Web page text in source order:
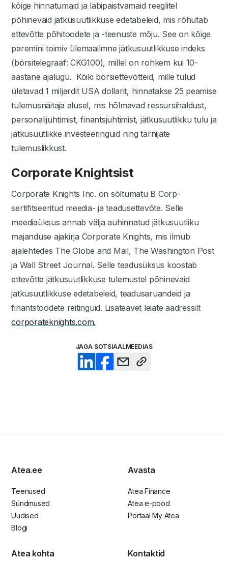
kõige hinnatumaid ja läbipaistvamaid reeglitel
põhinevaid jätkusuutlikkuse edetabeleid, mis rõhutab
ettevõtte põhitoodete ja -teenuste mõju. See on kõige
paremini toimiv ülemaailmne jätkusuutlikkuse indeks
(börsitelegraaf: CKG100), millel on rohkem kui 10-
aastane ajalugu. Kõiki börsiettevõtteid, mille tulud
ületavad 1 miljardit USA dollarit, hinnatakse 25 peamise
tulemusnäitaja alusel, mis hõlmavad ressursihaldust,
personalijuhtimist, finantsjuhtimist, jätkusuutlikku tulu ja
jätkusuutlikke investeeringuid ning tarnijate
tulemuslikkust.
Corporate Knightsist
Corporate Knights Inc. on sõltumatu B Corp-
sertifitseeritud meedia- ja teadusettevõte. Selle
meediaüksus annab välja auhinnatud jätkusuutliku
majanduse ajakirja Corporate Knights, mis ilmub
ajalehtedes The Globe and Mail, The Washington Post
ja Wall Street Journal. Selle teadusüksus koostab
ettevõtte jätkusuutlikkuse tulemustel põhinevaid
jätkusuutlikkuse edetabeleid, teadusaruandeid ja
finantstoodete reitinguid. Lisateavet leiate aadressilt
corporateknights.com.
JAGA SOTSIAALMEEDIAS
Atea.ee
Teenused
Sündmused
Uudised
Blogi
Avasta
Atea Finance
Atea e-pood
Portaal My Atea
Atea kohta Kontaktid